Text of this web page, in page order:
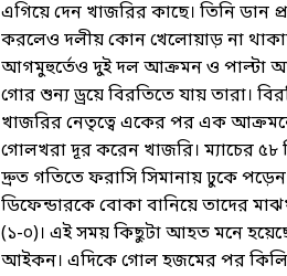
এগিয়ে দেন খাজরির কাছে। তিনি ডান
করলেও দলীয় কোন খেলোয়াড় না থাকায়
আগমুহুর্তেও দুই দল আক্রমন ও পাল্টা
গোর শুন্য ড্রয়ে বিরতিতে যায় তারা।
খাজরির নেতৃত্বে একের পর এক আক্রমনে
গোলখরা দূর করেন খাজরি। ম্যাচের ৫৮
দ্রুত গতিতে ফরাসি সিমানায় ঢুকে
ডিফেন্ডারকে বোকা বানিয়ে তাদের
(১-০)। এই সময় কিছুটা আহত মনে
আইকন। এদিকে গোল হজমের পর